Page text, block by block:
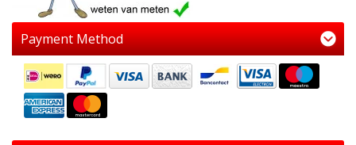
Payment Method